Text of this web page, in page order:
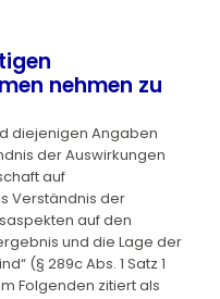
nehmen zu
diejenigen Angaben
der Auswirkungen
auf
Verständnis der
auf den
und die Lage der
(§ 289c Abs. 1 Satz 1
Folgenden zitiert als